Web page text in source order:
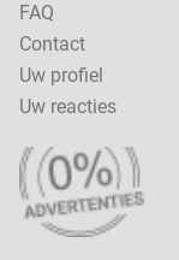
FAQ
Contact
Uw profiel
Uw reacties